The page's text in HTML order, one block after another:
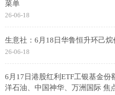
菜单
26-06-18
生意社：6月18日华鲁恒升环己
26-06-18
6月17日港股红利ETF工银基金
洋石油、中国神华、万洲国际 焦